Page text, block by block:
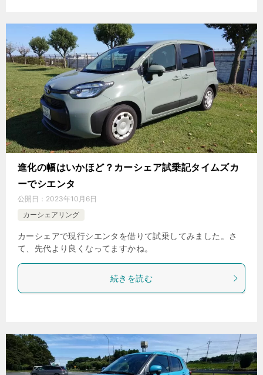
進化の幅はいかほど？カーシェア試乗記タイムズカ
ーでシエンタ
公開日： 2023年10月6日
カーシェアリング
カーシェアで現行シエンタを借りて試乗してみました。さ
て、先代より良くなってますかね。
続きを読む